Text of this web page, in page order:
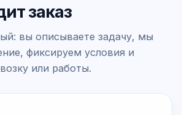
заказ
вы описываете задачу, мы
фиксируем условия и
или работы.